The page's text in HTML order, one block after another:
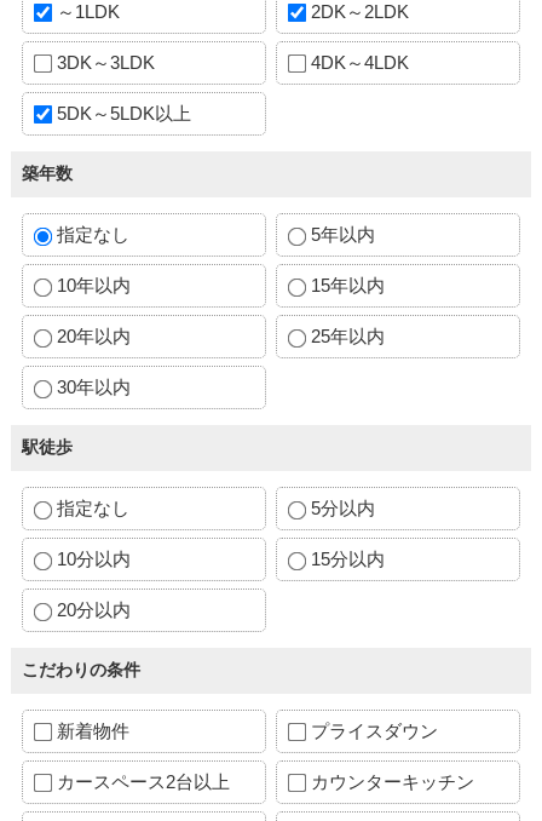
～1LDK 2DK～2LDK
3DK～3LDK 4DK～4LDK
5DK～5LDK以上
築年数
指定なし 5年以内
10年以内 15年以内
20年以内 25年以内
30年以内
駅徒歩
指定なし 5分以内
10分以内 15分以内
20分以内
こだわりの条件
新着物件 プライスダウン
カースペース2台以上 カウンターキッチン